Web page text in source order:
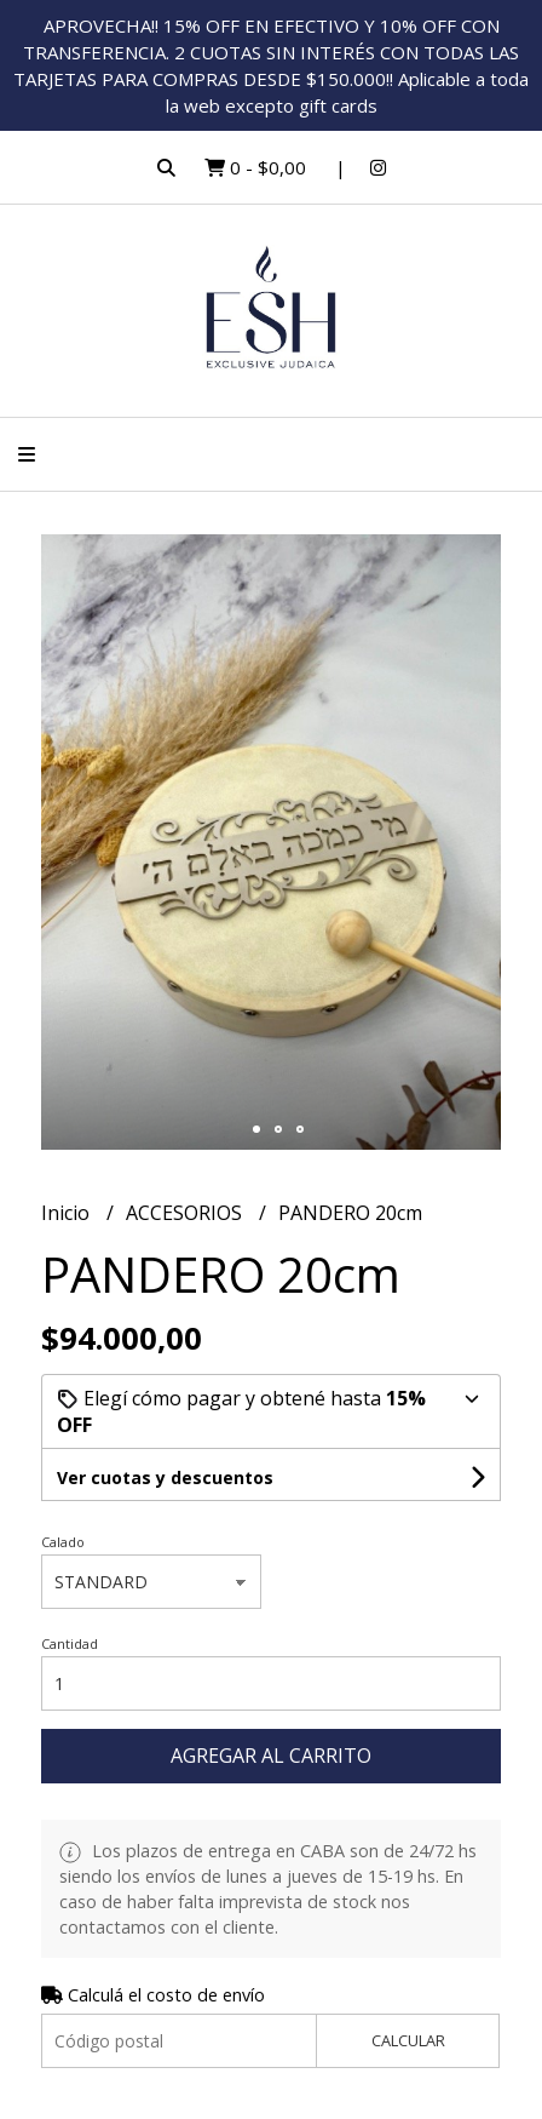
APROVECHA!! 15% OFF EN EFECTIVO Y 10% OFF CON
TRANSFERENCIA. 2 CUOTAS SIN INTERÉS CON TODAS LAS
TARJETAS PARA COMPRAS DESDE $150.000!! Aplicable a toda
la web excepto gift cards
0 - $0,00
Inicio ACCESORIOS PANDERO 20cm
PANDERO 20cm
$94.000,00
Elegí cómo pagar y obtené hasta 15%
OFF
Ver cuotas y descuentos
Calado
Cantidad
AGREGAR AL CARRITO
Los plazos de entrega en CABA son de 24/72 hs
siendo los envíos de lunes a jueves de 15-19 hs. En
caso de haber falta imprevista de stock nos
contactamos con el cliente.
Calculá el costo de envío
CALCULAR